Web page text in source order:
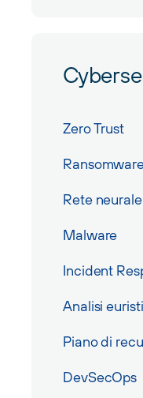
Zero Trust
Rete neurale
Malware
Incident
Analisi
Piano di
DevSecOps